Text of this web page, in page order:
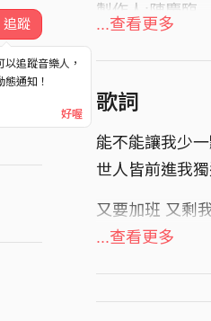
追蹤
追蹤音樂人，
通知！
好喔
製作人:陳慶臨
詞曲/演唱:魏嘉
編曲:謝令威/陳
版權聲明：未
本作品禁止用
...查看更多
歌詞
能不能讓我少
世人皆前進我
又要加班 又剩
信用卡的帳單
...查看更多